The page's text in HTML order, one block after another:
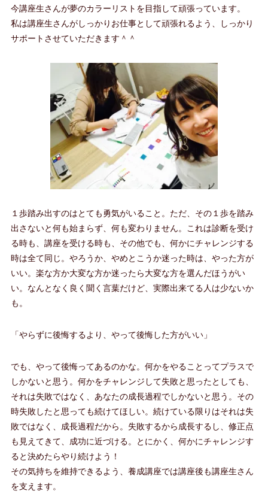
今講座生さんが夢のカラーリストを目指して頑張っています。
私は講座生さんがしっかりお仕事として頑張れるよう、しっかり
サポートさせていただきます＾＾
１歩踏み出すのはとても勇気がいること。ただ、その１歩を踏み
出さないと何も始まらず、何も変わりません。これは診断を受け
る時も、講座を受ける時も、その他でも、何かにチャレンジする
時は全て同じ。やろうか、やめとこうか迷った時は、やった方が
いい。楽な方か大変な方か迷ったら大変な方を選んだほうがい
い。なんとなく良く聞く言葉だけど、実際出来てる人は少ないか
も。
「やらずに後悔するより、やって後悔した方がいい」
でも、やって後悔ってあるのかな。何かをやることってプラスで
しかないと思う。何かをチャレンジして失敗と思ったとしても、
それは失敗ではなく、あなたの成長過程でしかないと思う。その
時失敗したと思っても続けてほしい。続けている限りはそれは失
敗ではなく、成長過程だから。失敗するから成長するし、修正点
も見えてきて、成功に近づける。とにかく、何かにチャレンジす
ると決めたらやり続けよう！
その気持ちを維持できるよう、養成講座では講座後も講座生さん
を支えます。